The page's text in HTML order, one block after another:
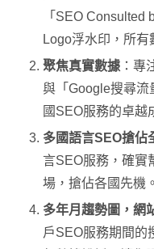
「SEO Consulted
Logo浮水印，所有
聚焦真實數據 ：專
與「Google搜尋流
國SEO服務的卓越
多國語言SEO搶佔
言SEO服務，確實
場，搶佔各國先機。
多年月趨勢圖，網
戶SEO服務期間的